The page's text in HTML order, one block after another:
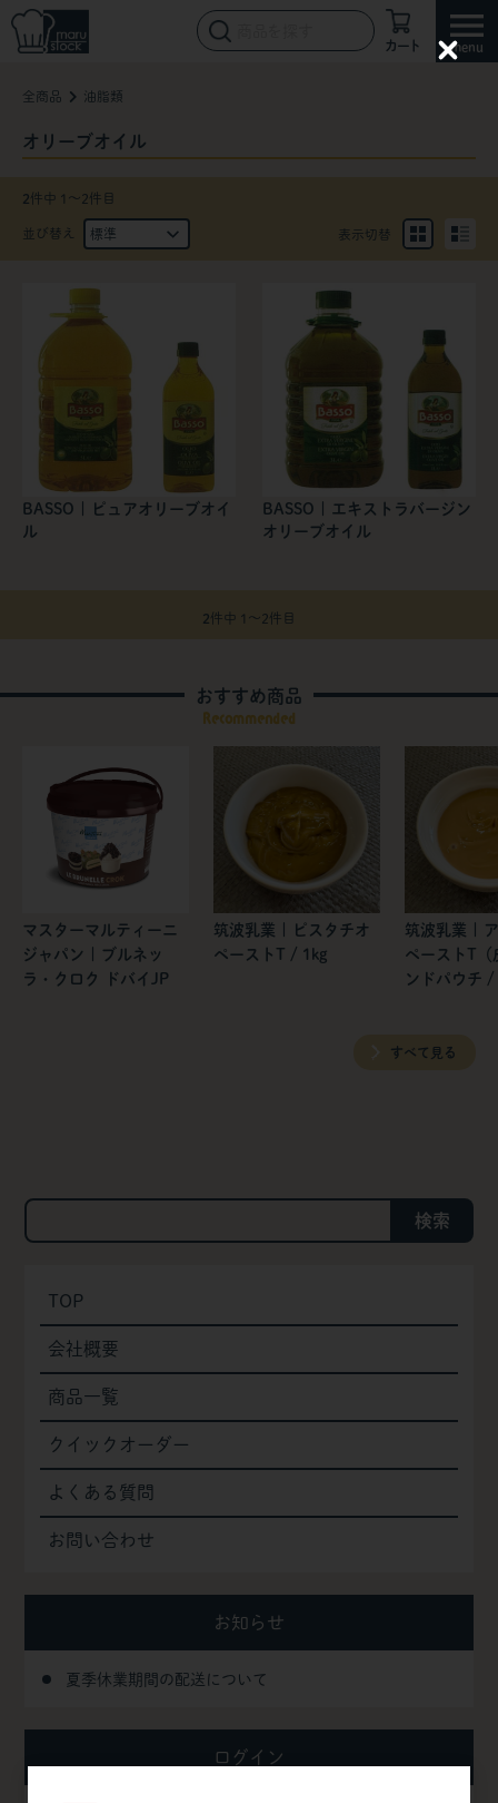
カート
全商品 油脂類
オリーブオイル
2件中 1〜2件目
並び替え 表示切替
BASSO | ピュアオリーブオイ
ル
BASSO | エキストラバージン
オリーブオイル
2件中 1〜2件目
おすすめ商品
Recommended
マスターマルティーニ
ジャパン | ブルネッ
ラ・クロク ドバイJP
筑波乳業 | ピスタチオ
ペーストT / 1kg
筑波乳業 |
ペーストT（
ンドパウチ /
すべて見る
検索
TOP
会社概要
商品一覧
クイックオーダー
よくある質問
お問い合わせ
お知らせ
夏季休業期間の配送について
ログイン
C